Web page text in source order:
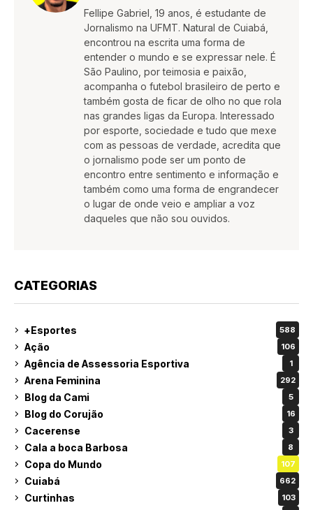
Fellipe Gabriel, 19 anos, é estudante de
Jornalismo na UFMT. Natural de Cuiabá,
encontrou na escrita uma forma de
entender o mundo e se expressar nele. É
São Paulino, por teimosia e paixão,
acompanha o futebol brasileiro de perto e
também gosta de ficar de olho no que rola
nas grandes ligas da Europa. Interessado
por esporte, sociedade e tudo que mexe
com as pessoas de verdade, acredita que
o jornalismo pode ser um ponto de
encontro entre sentimento e informação e
também como uma forma de engrandecer
o lugar de onde veio e ampliar a voz
daqueles que não sou ouvidos.
CATEGORIAS
+Esportes 588
Ação 106
Agência de Assessoria Esportiva 1
Arena Feminina 292
Blog da Cami 5
Blog do Corujão 16
Cacerense 3
Cala a boca Barbosa 8
Copa do Mundo 107
Cuiabá 662
Curtinhas 103